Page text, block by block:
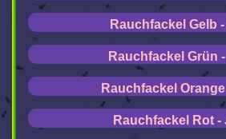
Rauchfackel Gelb
Rauchfackel Grün
Rauchfackel
Rauchfackel Rot -